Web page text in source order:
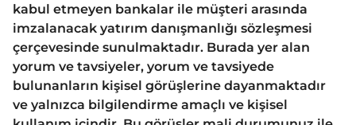
kabul etmeyen bankalar ile müşteri arasında
imzalanacak yatırım danışmanlığı sözleşmesi
çerçevesinde sunulmaktadır. Burada yer alan
yorum ve tavsiyeler, yorum ve tavsiyede
bulunanların kişisel görüşlerine dayanmaktadır
ve yalnızca bilgilendirme amaçlı ve kişisel